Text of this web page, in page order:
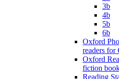
3b
4b
5b
6b
Oxford
readers for
Oxford
fiction
Reading